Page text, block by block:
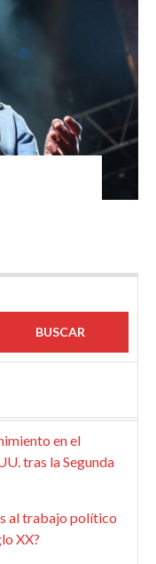
en el
tras la Segunda
al trabajo político
XX?